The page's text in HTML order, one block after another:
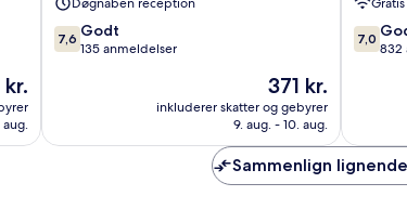
aug.
7.6
ud
anmeldelser
7,6 Godt
135 anmeldelser
Prisen
371 kr.
371 kr.
inkluderer skatter og gebyrer
9. aug. - 10. aug.
7.0
ud
7,0
832
Sammenlign